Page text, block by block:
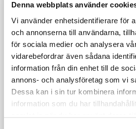
Denna webbplats använder
Vi använder enhetsidentifierare för
och annonserna till användarna,
för sociala medier och analysera
vidarebefordrar även sådana
information från din enhet till de
annons- och analysföretag som vi
Dessa kan i sin tur kombinera
information som du har
samlat in när du har använt deras
östnorska. I långa ord som
vänskapskorruptionen eller
märks skillnaden tydligt. I
och östnorska går tonerna
upp, men i västsvenska sitter
fast i den sista betonade
därefter kommer den
(prova själv att uttala dessa